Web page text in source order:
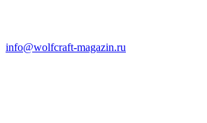
info@wolfcraft-magazin.ru